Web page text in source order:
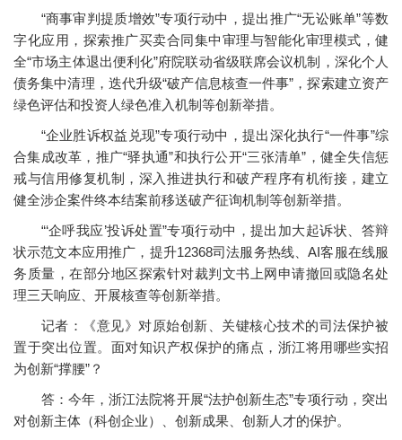
“商事审判提质增效”专项行动中，提出推广“无讼账单”等数
字化应用，探索推广买卖合同集中审理与智能化审理模式，健
全“市场主体退出便利化”府院联动省级联席会议机制，深化个人
债务集中清理，迭代升级“破产信息核查一件事”，探索建立资产
绿色评估和投资人绿色准入机制等创新举措。
“企业胜诉权益兑现”专项行动中，提出深化执行“一件事”综
合集成改革，推广“驿执通”和执行公开“三张清单”，健全失信惩
戒与信用修复机制，深入推进执行和破产程序有机衔接，建立
健全涉企案件终本结案前移送破产征询机制等创新举措。
“‘企呼我应’投诉处置”专项行动中，提出加大起诉状、答辩
状示范文本应用推广，提升12368司法服务热线、AI客服在线服
务质量，在部分地区探索针对裁判文书上网申请撤回或隐名处
理三天响应、开展核查等创新举措。
记者：《意见》对原始创新、关键核心技术的司法保护被
置于突出位置。面对知识产权保护的痛点，浙江将用哪些实招
为创新“撑腰”？
答：今年，浙江法院将开展“法护创新生态”专项行动，突出
对创新主体（科创企业）、创新成果、创新人才的保护。